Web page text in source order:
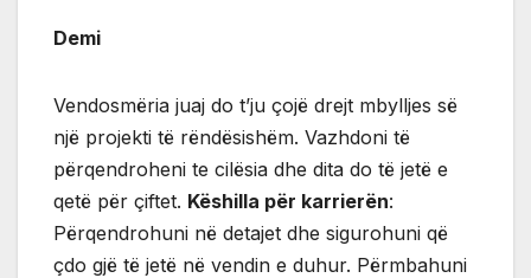
Demi
Vendosmëria juaj do t’ju çojë drejt mbylljes së
një projekti të rëndësishëm. Vazhdoni të
përqendroheni te cilësia dhe dita do të jetë e
qetë për çiftet. Këshilla për karrierën:
Përqendrohuni në detajet dhe sigurohuni që
çdo gjë të jetë në vendin e duhur. Përmbahuni